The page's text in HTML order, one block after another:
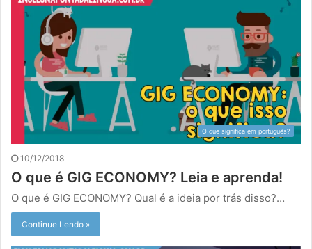
O que significa em português?
10/12/2018
O que é GIG ECONOMY? Leia e aprenda!
O que é GIG ECONOMY? Qual é a ideia por trás disso?…
Continue Lendo »